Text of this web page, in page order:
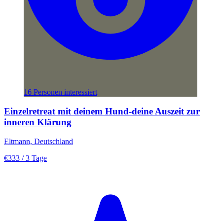
16 Personen interessiert
Einzelretreat mit deinem Hund-deine Auszeit zur
inneren Klärung
Eltmann, Deutschland
€333 / 3 Tage